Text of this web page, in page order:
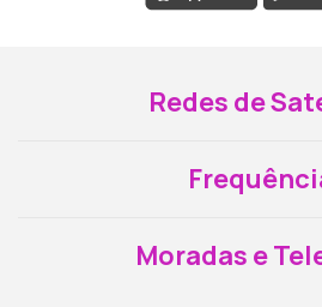
Redes de
Moradas e